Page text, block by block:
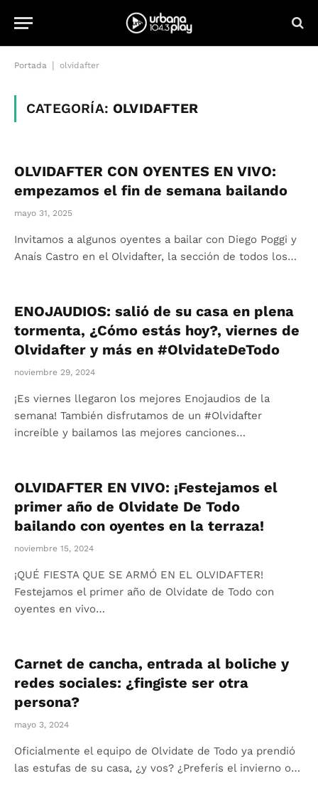
Portada olvidafter
CATEGORÍA:OLVIDAFTER
OLVIDAFTER CON OYENTES EN VIVO:
empezamos el fin de semana bailando
mayo 31, 2025
Invitamos a algunos oyentes a bailar con Diego Poggi y
Anaís Castro en el Olvidafter, la sección de todos los…
ENOJAUDIOS: salió de su casa en plena
tormenta, ¿Cómo estás hoy?, viernes de
Olvidafter y más en #OlvidateDeTodo
noviembre 29, 2024
¡Es viernes llegaron los mejores Enojaudios de la
semana! También disfrutamos de un #Olvidafter
increíble y bailamos las mejores canciones…
OLVIDAFTER EN VIVO: ¡Festejamos el
primer año de Olvidate De Todo
bailando con oyentes en la terraza!
noviembre 15, 2024
¡QUÉ FIESTA QUE SE ARMÓ EN EL OLVIDAFTER!
Festejamos el primer año de Olvidate de Todo con
oyentes en vivo…
Carnet de cancha, entrada al boliche y
redes sociales: ¿fingiste ser otra
persona?
mayo 3, 2024
Oficialmente el equipo de Olvidate de Todo ya prendió
las estufas de su casa, ¿y vos? ¿Preferís el invierno o…